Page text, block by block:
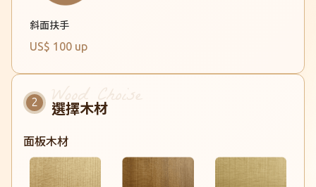
斜面扶手
US$ 100 up
選擇木材
面板木材